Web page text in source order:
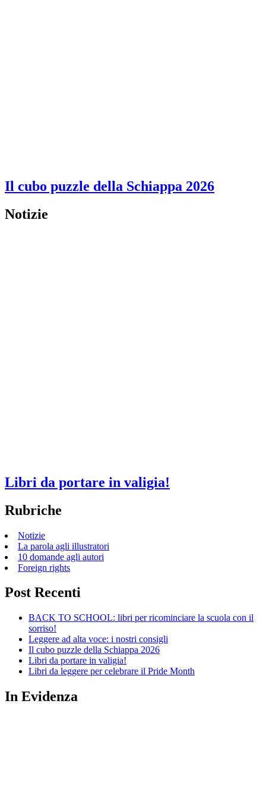
Il cubo puzzle della Schiappa 2026
Notizie
Libri da portare in valigia!
Rubriche
Notizie
La parola agli illustratori
10 domande agli autori
Foreign rights
Post Recenti
BACK TO SCHOOL: libri per ricominciare la scuola con il
sorriso!
Leggere ad alta voce: i nostri consigli
Il cubo puzzle della Schiappa 2026
Libri da portare in valigia!
Libri da leggere per celebrare il Pride Month
In Evidenza